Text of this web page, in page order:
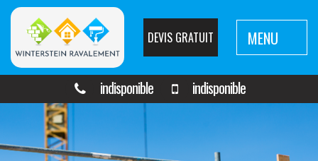
DEVIS GRATUIT MENU
indisponible indisponible